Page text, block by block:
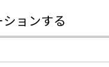
ョンする